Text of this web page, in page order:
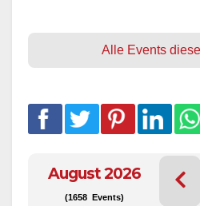
Alle Events
August 2026
(1658 Events)